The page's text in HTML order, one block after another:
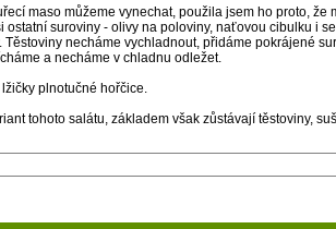
maso můžeme vynechat, použila jsem ho proto, že
suroviny - olivy na poloviny, naťovou cibulku i
necháme vychladnout, přidáme pokrájené
a necháme v chladnu odležet.
plnotučné hořčice.
tohoto salátu, základem však zůstávají těstoviny,